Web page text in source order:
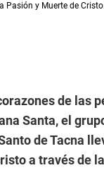
Pasión y Muerte de
de las
Santa, el
de Tacna
a través de